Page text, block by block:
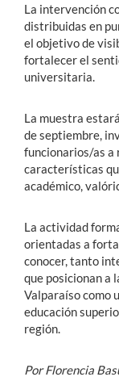
La intervención
distribuidas en
el objetivo de
fortalecer el
universitaria.
La muestra
de septiembre,
funcionarios/as a
características
académico,
La actividad
orientadas a
conocer, tanto
que posicionan a
Valparaíso como
educación
región.
Por Florencia